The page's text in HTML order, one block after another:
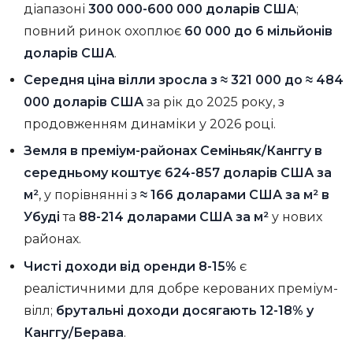
діапазоні300 000-600 000 доларів США;
повний ринок охоплює 60 000 до 6 мільйонів
доларів США.
Середня ціна вілли зросла з ≈ 321 000 до ≈ 484
000 доларів США за рік до 2025 року, з
продовженням динаміки у 2026 році.
Земля в преміум-районах Семіньяк/Канггу в
середньому коштує 624-857 доларів США за
м², у порівнянні з≈ 166 доларами США за м² в
Убуді та 88-214 доларами США за м² у нових
районах.
Чисті доходи від оренди 8-15% є
реалістичними для добре керованих преміум-
вілл; брутальні доходи досягають 12-18% у
Канггу/Берава.